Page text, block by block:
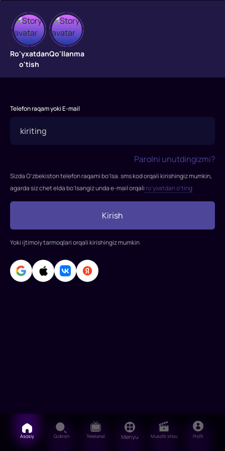
Talonchilar
Kamtarin
bank
seyflarni
haqidagi
mashhur
bo'lmagan
video
ega.
Albatta,
bo‘ys
Ro'yxatdan
o'tish
Qo'llanma
Telefon raqam yoki E-mail
Parolni unutdingizmi?
Sizda O’zbekiston telefon raqami bo’lsa. sms kod orqali kirishingiz mumkin,
agarda siz chet elda bo’lsangiz unda e-mail orqali ro’yxatdan o’ting
Kirish
Yoki ijtimoiy tarmoqlari orqali kirishingiz mumkin
Asosiy Qidirish Telekanal Menyu Musofir shou Profil